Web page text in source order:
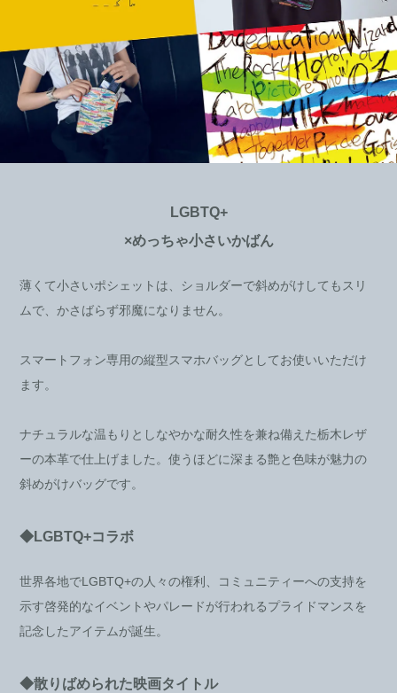
LGBTQ+
×めっちゃ小さいかばん
薄くて小さいポシェットは、ショルダーで斜めがけしてもスリ
ムで、かさばらず邪魔になりません。
スマートフォン専用の縦型スマホバッグとしてお使いいただけ
ます。
ナチュラルな温もりとしなやかな耐久性を兼ね備えた栃木レザ
ーの本革で仕上げました。使うほどに深まる艶と色味が魅力の
斜めがけバッグです。
◆LGBTQ+コラボ
世界各地でLGBTQ+の人々の権利、コミュニティーへの支持を
示す啓発的なイベントやパレードが行われるプライドマンスを
記念したアイテムが誕生。
◆散りばめられた映画タイトル